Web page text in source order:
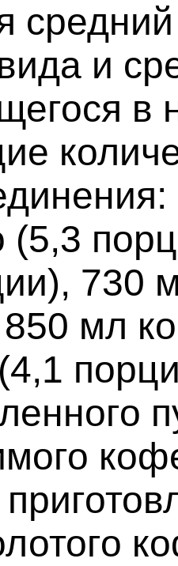
и
в
(5,3
730
мл